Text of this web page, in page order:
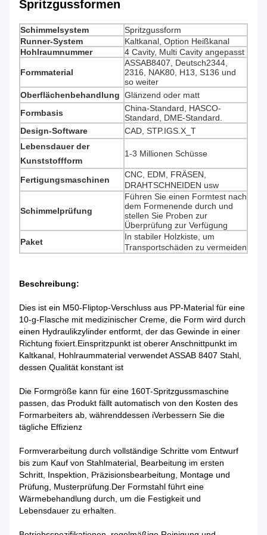
Spritzgussformen
Schimmelsystem
Spritzgussform
Runner-System
Kaltkanal, Option Heißkanal
Hohlraumnummer
4 Cavity, Multi Cavity angepasst
Formmaterial
ASSAB8407, Deutsch2344,
2316, NAK80, H13, S136 und
so weiter
Oberflächenbehandlung Glänzend oder matt
Formbasis
China-Standard, HASCO-
Standard, DME-Standard.
Design-Software
CAD, STP.IGS.X_T
Lebensdauer der
Kunststoffform
1-3 Millionen Schüsse
Fertigungsmaschinen
CNC, EDM, FRÄSEN,
DRAHTSCHNEIDEN usw
Schimmelprüfung
Führen Sie einen Formtest nach
dem Formenende durch und
stellen Sie Proben zur
Überprüfung zur Verfügung
Paket
In stabiler Holzkiste, um
Transportschäden zu vermeiden
Beschreibung:
Dies ist ein M50-Fliptop-Verschluss aus PP-Material für eine
10-g-Flasche mit medizinischer Creme, die Form wird durch
einen Hydraulikzylinder entformt, der das Gewinde in einer
Richtung fixiert.Einspritzpunkt ist oberer Anschnittpunkt im
Kaltkanal, Hohlraummaterial verwendet ASSAB 8407 Stahl,
dessen Qualität konstant ist
Die Formgröße kann für eine 160T-Spritzgussmaschine
passen, das Produkt fällt automatisch von den Kosten des
Formarbeiters ab, währenddessen iVerbessern Sie die
tägliche Effizienz
Formverarbeitung durch vollständige Schritte vom Entwurf
bis zum Kauf von Stahlmaterial, Bearbeitung im ersten
Schritt, Inspektion, Präzisionsbearbeitung, Montage und
Prüfung, Musterprüfung.Der Formstahl führt eine
Wärmebehandlung durch, um die Festigkeit und
Lebensdauer zu erhalten.